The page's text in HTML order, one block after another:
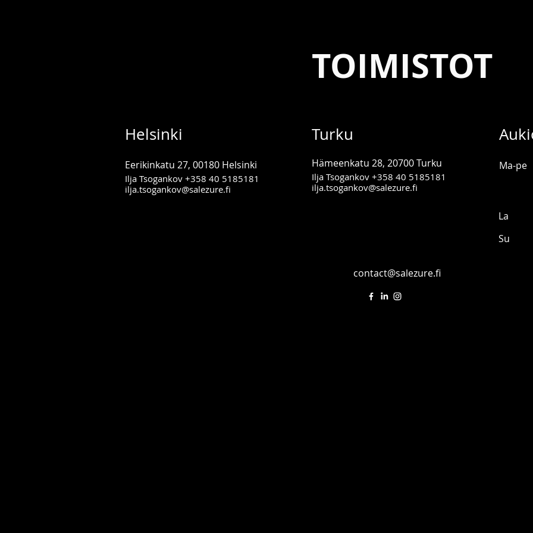
TOIMISTOT
Helsinki
Eerikinkatu 27, 00180 Helsinki
Ilja Tsogankov +358 40 5185181
ilja.tsogankov@salezure.fi
Turku
Hämeenkatu 28, 20700 Turku
Ilja Tsogankov +358 40 5185181
ilja.tsogankov@salezure.fi
Ma-pe
La
Su
contact@salezure.fi